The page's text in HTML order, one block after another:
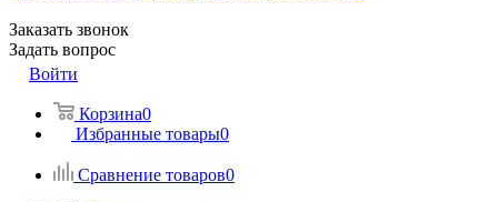
Заказать звонок
Задать вопрос
Войти
Корзина0
Избранные товары0
Сравнение товаров0